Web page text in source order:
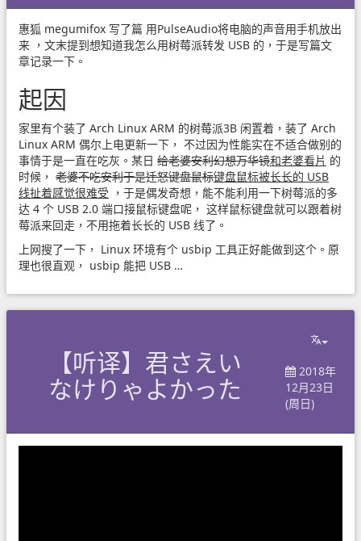
惠狐 megumifox 写了篇 用PulseAudio将电脑的声音用手机放出
来 ，文末提到想知道我怎么用树莓派转发 USB 的，于是写篇文
章记录一下。
起因
家里有个装了 Arch Linux ARM 的树莓派3B 闲置着，装了 Arch
Linux ARM 偶尔上电更新一下， 不过因为性能实在不适合做别的
事情于是一直在吃灰。某日 给老婆安利幻想万华镜和老婆看片 的
时候， 老婆不吃安利于是迁怒键盘鼠标键盘鼠标被长长的 USB
线扯着感觉很难受 ，于是偶发奇想，能不能利用一下树莓派的多
达 4 个 USB 2.0 端口接鼠标键盘呢， 这样鼠标键盘就可以跟着树
莓派来回走，不用拖着长长的 USB 线了。
上网搜了一下， Linux 环境有个 usbip 工具正好能做到这个。原
理也很直观， usbip 能把 USB …
【听译】君さえい
なけりゃよかった
2018年
12月23日
(周日)